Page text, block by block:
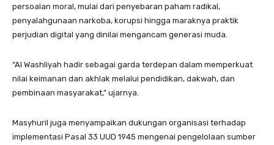
persoalan moral, mulai dari penyebaran paham radikal,
penyalahgunaan narkoba, korupsi hingga maraknya praktik
perjudian digital yang dinilai mengancam generasi muda.
“Al Washliyah hadir sebagai garda terdepan dalam memperkuat
nilai keimanan dan akhlak melalui pendidikan, dakwah, dan
pembinaan masyarakat,” ujarnya.
Masyhuril juga menyampaikan dukungan organisasi terhadap
implementasi Pasal 33 UUD 1945 mengenai pengelolaan sumber